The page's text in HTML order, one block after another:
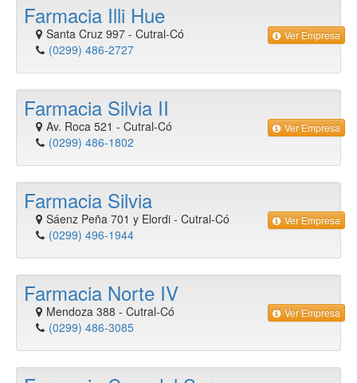
Farmacia Illi Hue
Santa Cruz 997 - Cutral-Có
(0299) 486-2727
Ver Empresa
Farmacia Silvia II
Av. Roca 521 - Cutral-Có
(0299) 486-1802
Ver Empresa
Farmacia Silvia
Sáenz Peña 701 y Elordi - Cutral-Có
(0299) 496-1944
Ver Empresa
Farmacia Norte IV
Mendoza 388 - Cutral-Có
(0299) 486-3085
Ver Empresa